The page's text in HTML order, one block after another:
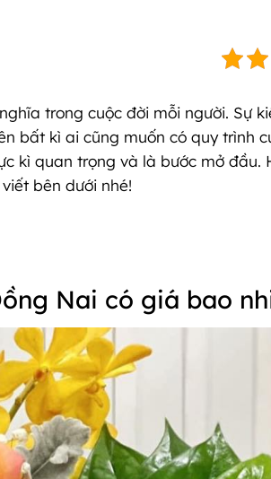
trong cuộc đời mỗi người. Sự
bất kì ai cũng muốn có quy trình
kì quan trọng và là bước mở đầu.
bên dưới nhé!
Nai có giá bao